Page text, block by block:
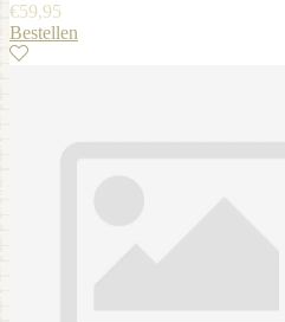
€59,95
Bestellen